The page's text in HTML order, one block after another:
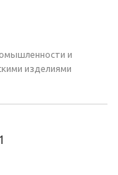
и
изделиями